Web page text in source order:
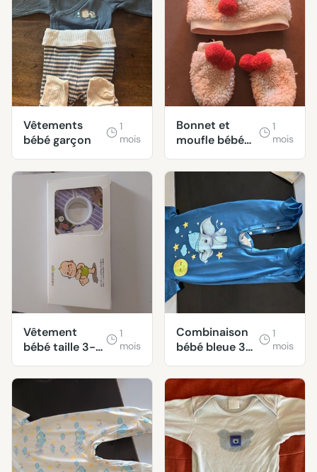
Vêtements
bébé garçon
1
mois
Bonnet et
moufle bébé
taille 12-18
mois
1
mois
Vêtement
bébé taille 3-6
mois
1
mois
Combinaison
bébé bleue 3-
6 mois
1
mois